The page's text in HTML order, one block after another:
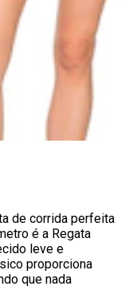
de corrida perfeita
é a Regata
leve e
proporciona
que nada